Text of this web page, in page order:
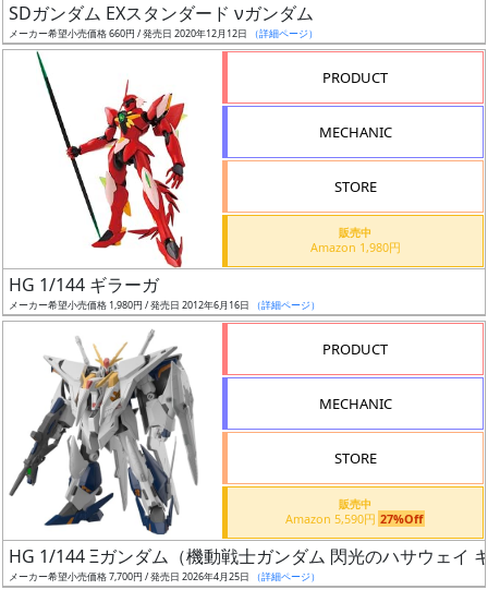
引
店
舗
最
安
SDガンダム EXスタンダード νガンダム
メーカー希望小売価格 660円 / 発売日 2020年12月12日 （詳細ページ）
PRODUCT
MECHANIC
STORE
販売中
Amazon 1,980円
HG 1/144 ギラーガ
メーカー希望小売価格 1,980円 / 発売日 2012年6月16日 （詳細ページ）
PRODUCT
MECHANIC
STORE
販売中
Amazon 5,590円 27%Off
HG 1/144 Ξガンダム（機動戦士ガンダム 閃光のハサウェイ
メーカー希望小売価格 7,700円 / 発売日 2026年4月25日 （詳細ページ）